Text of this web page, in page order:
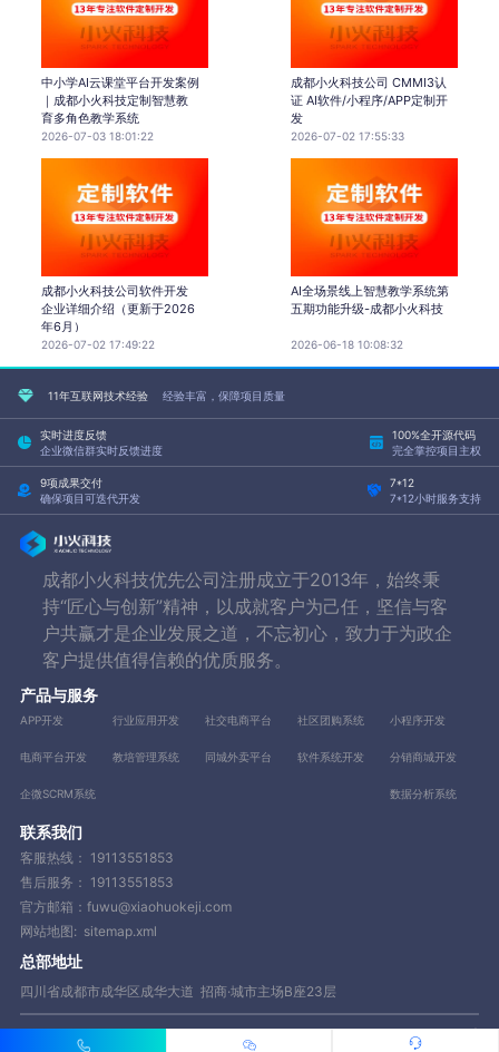
中小学AI云课堂平台开发案例
｜成都小火科技定制智慧教
育多角色教学系统
2026-07-03 18:01:22
成都小火科技公司 CMMI3认
证 AI软件/小程序/APP定制开
发
2026-07-02 17:55:33
成都小火科技公司软件开发
企业详细介绍（更新于2026
年6月）
2026-07-02 17:49:22
AI全场景线上智慧教学系统第
五期功能升级-成都小火科技
2026-06-18 10:08:32
11年互联网技术经验 经验丰富，保障项目质量
实时进度反馈
企业微信群实时反馈进度
100%全开源代码
完全掌控项目主权
9项成果交付
确保项目可迭代开发
7*12
7*12小时服务支持
成都小火科技优先公司注册成立于2013年，始终秉
持“匠心与创新”精神，以成就客户为己任，坚信与客
户共赢才是企业发展之道，不忘初心，致力于为政企
客户提供值得信赖的优质服务。
产品与服务
APP开发 行业应用开发 社交电商平台 社区团购系统 小程序开发
电商平台开发 教培管理系统 同城外卖平台 软件系统开发 分销商城开发
企微SCRM系统 数据分析系统
联系我们
客服热线： 19113551853
售后服务： 19113551853
官方邮箱：fuwu@xiaohuokeji.com
网站地图: sitemap.xml
总部地址
四川省成都市成华区成华大道 招商·城市主场B座23层
Copyright © 2013-2023 成都小火科技有限公司【www.xiaohuokeji.com】|